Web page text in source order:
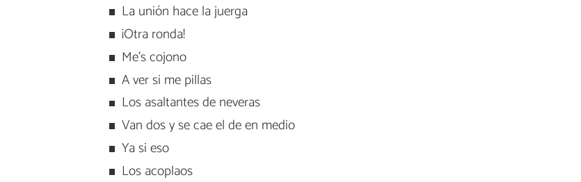
La unión hace la juerga
¡Otra ronda!
Me’s cojono
A ver si me pillas
Los asaltantes de neveras
Van dos y se cae el de en medio
Ya si eso
Los acoplaos